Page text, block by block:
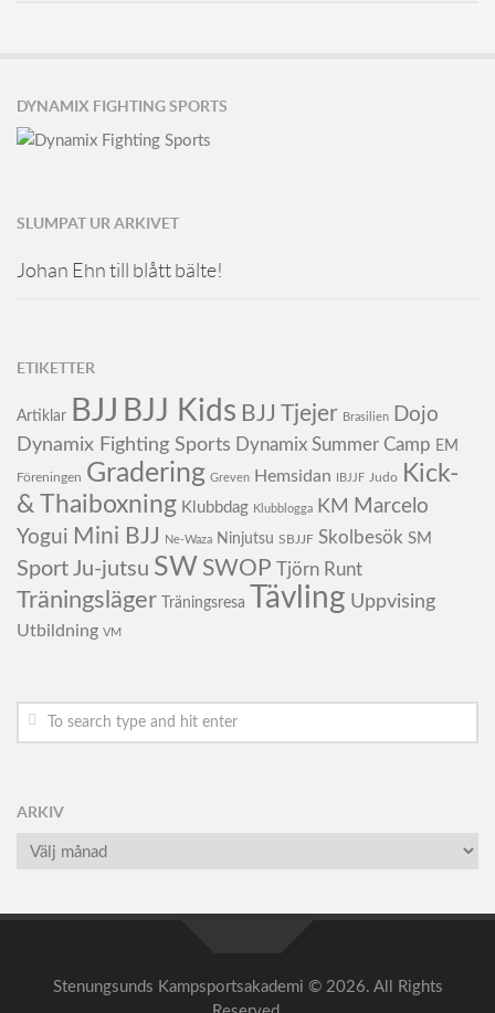
DYNAMIX FIGHTING SPORTS
SLUMPAT UR ARKIVET
Johan Ehn till blått bälte!
ETIKETTER
Artiklar BJJ BJJ Kids BJJ Tjejer Brasilien Dojo
Dynamix Fighting Sports Dynamix Summer Camp EM
Föreningen Gradering Greven Hemsidan IBJJF Judo
Kick-
& Thaiboxning Klubbdag Klubblogga KM Marcelo
Yogui Mini BJJ Ne-Waza Ninjutsu SBJJF Skolbesök SM
Sport Ju-jutsu SW SWOP Tjörn Runt
Träningsläger Träningsresa Tävling Uppvising
Utbildning VM
ARKIV
Arkiv
Stenungsunds Kampsportsakademi © 2026. All Rights